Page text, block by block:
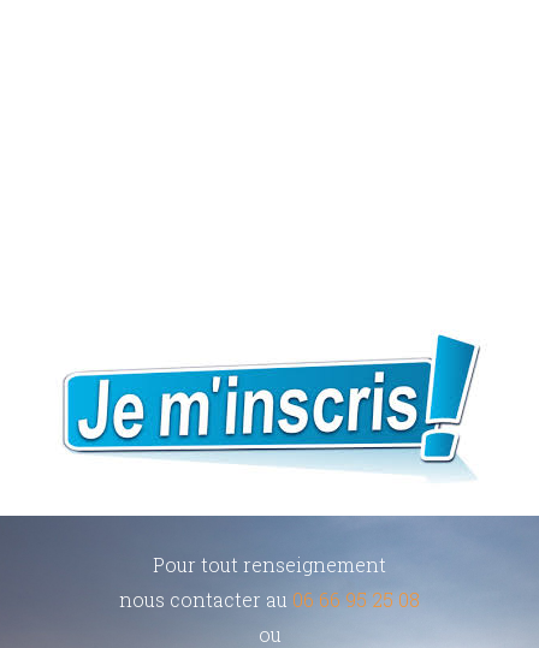
Pour tout renseignement
nous contacter au 06 66 95 25 08
ou